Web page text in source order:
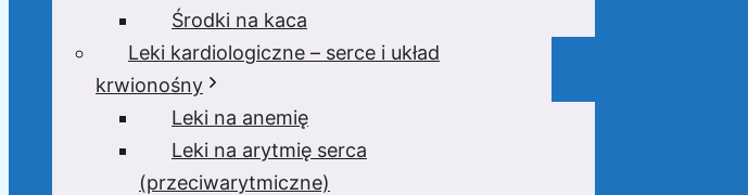
Środki na kaca
Leki kardiologiczne – serce i układ
krwionośny
Leki na anemię
Leki na arytmię serca
(przeciwarytmiczne)